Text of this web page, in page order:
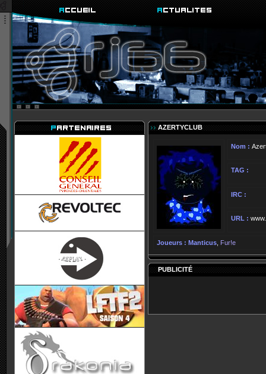
AZERTYCLUB
Nom :
TAG :
IRC :
URL :
Joueurs : Manticus Fur!e
PUBLICITÉ